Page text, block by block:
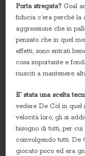
Porta stregata? Goal
fiducia c’era perché
aggressione che in
pensato che in quel
effetti, sono entrati
cosa importante e
riusciti a mantenere
E’ stata una scelta
vedere De Col in quel
velocità loro, gli si
bisogno di tutti, per
coinvolgendo tutti. De
giocato poco ed era